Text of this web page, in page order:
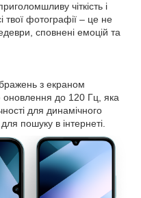
чіткість і
твої фотографії – це не
сповнені емоцій та
з екраном
до 120 Гц, яка
для динамічного
пошуку в інтернеті.